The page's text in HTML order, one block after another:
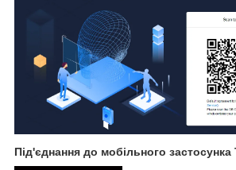
Під'єднання до мобільного застосунка